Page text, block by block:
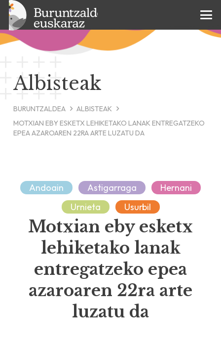
Albisteak
BURUNTZALDEA
ALBISTEAK
MOTXIAN EBY ESKETX LEHIKETAKO LANAK ENTREGATZEKO
EPEA AZAROAREN 22RA ARTE LUZATU DA
Andoain Astigarraga
Hernani
Urnieta
Usurbil
Motxian eby esketx
lehiketako lanak
entregatzeko epea
azaroaren 22ra arte
luzatu da